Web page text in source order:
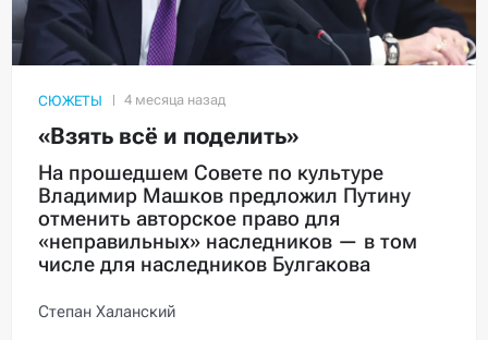
СЮЖЕТЫ
«Взять всё и поделить»
На прошедшем Совете по культуре
Владимир Машков предложил Путину
отменить авторское право для
«неправильных» наследников — в том
числе для наследников Булгакова
Степан Халанский